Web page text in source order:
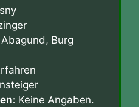
Burg
Keine Angaben.